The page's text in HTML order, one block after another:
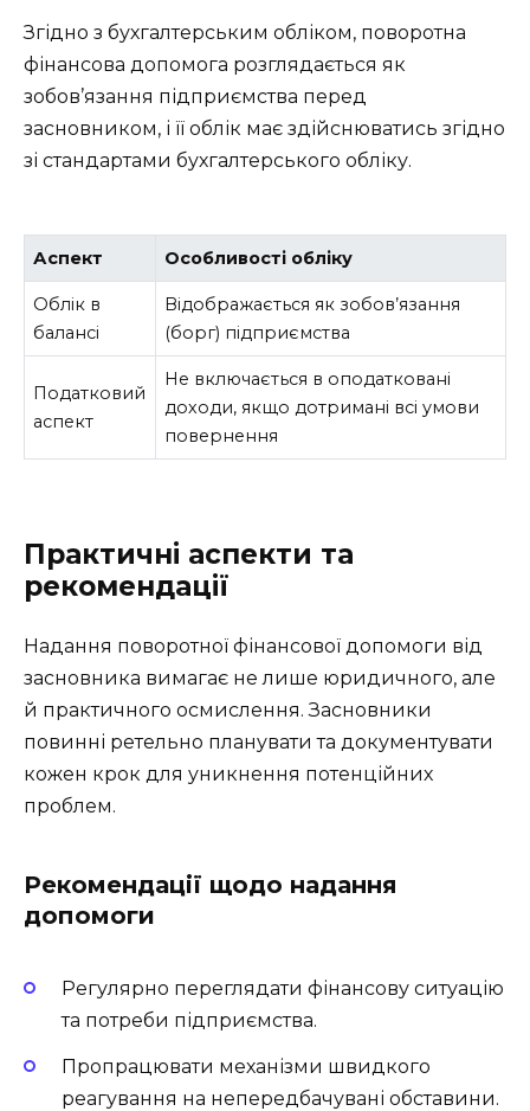
Згідно з бухгалтерським обліком, поворотна
фінансова допомога розглядається як
зобов’язання підприємства перед
засновником, і її облік має здійснюватись згідно
зі стандартами бухгалтерського обліку.
Аспект Особливості обліку
Облік в
балансі
Відображається як зобов’язання
(борг) підприємства
Податковий
аспект
Не включається в оподатковані
доходи, якщо дотримані всі умови
повернення
Практичні аспекти та
рекомендації
Надання поворотної фінансової допомоги від
засновника вимагає не лише юридичного, але
й практичного осмислення. Засновники
повинні ретельно планувати та документувати
кожен крок для уникнення потенційних
проблем.
Рекомендації щодо надання
допомоги
Регулярно переглядати фінансову ситуацію
та потреби підприємства.
Пропрацювати механізми швидкого
реагування на непередбачувані обставини.